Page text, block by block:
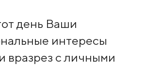
день Ваши
интересы
вразрез с личными